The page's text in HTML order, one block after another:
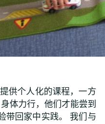
供个人化的课程，一方
体力行，他们才能尝到
带回家中实践。 我们与